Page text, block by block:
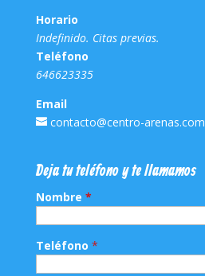
Horario
Indefinido. Citas previas.
Teléfono
646623335
Email
contacto@centro-arenas.com
Deja tu teléfono y te llamamos
Nombre *
Teléfono *